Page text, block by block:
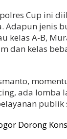
Cup ini
Adapun jenis
kelas A-B,
dan kelas
ada lomba
publik
Dorong